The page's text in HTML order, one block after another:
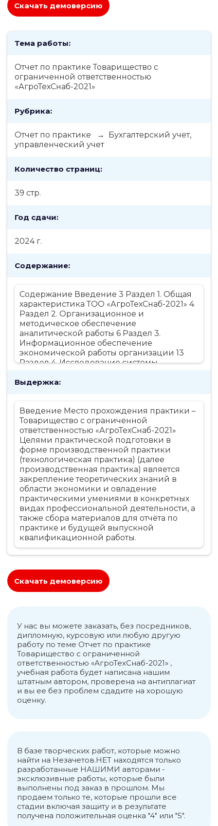
Скачать демоверсию
Тема работы:
Отчет по практике Товарищество с
ограниченной ответственностью
«АгроТехСнаб-2021»
Рубрика:
Отчет по практике → Бухгалтерский учет,
управленческий учет
Количество страниц:
39 стр.
Год сдачи:
2024 г.
Содержание:
Содержание Введение 3 Раздел 1. Общая
характеристика ТОО «АгроТехСнаб-2021» 4
Раздел 2. Организационное и
методическое обеспечение
аналитической работы 6 Раздел 3.
Информационное обеспечение
экономической работы организации 13
Раздел 4. Исследование системы
Раздел 5. Учет основных средств и
Список используемых источников 39
Выдержка:
Введение Место прохождения практики –
Товарищество с ограниченной
ответственностью «АгроТехСнаб-2021»
Целями практической подготовки в
форме производственной практики
(технологическая практика) (далее
производственная практика) является
закрепление теоретических знаний в
области экономики и овладение
практическими умениями в конкретных
видах профессиональной деятельности, а
также сбора материалов для отчёта по
практике и будущей выпускной
квалификационной работы.
.......................................................................................................
Раздел 1. Общая характеристика ТОО
«АгроТехСнаб-2021» зарегистрирована
21.07.2021 года. Компании ТОО
деятельности является Смешанное
сельское хозяйство. Юридический адрес
компании: 100024, Республика Казахстан,г.
Караганда, ул. Букетова 50/2, блок 1, н.п. 2
Руководитель ТОО «АгроТехСнаб-2021» –
Исенов Даулет Балташевич. Общество
является коммерческой организацией:
юридическим лицом, имеет
самостоятельный баланс, печать. ТОО
– механизированный отряд; – база
автотранспорта; – ремонтно-механический
цех; – линейно-механический участок по
техническому обслуживанию МТФ; –
участок по изготовлению железобетонных
ограждений и тротуарной плитки; –
участок по ремонту спецодежды; –
торговля и общественное питание; –
Скачать демоверсию
У нас вы можете заказать, без посредников,
дипломную, курсовую или любую другую
работу по теме Отчет по практике
Товарищество с ограниченной
ответственностью «АгроТехСнаб-2021» ,
учебная работа будет написана нашим
штатным автором, проверена на антиплагиат
и вы ее без проблем сдадите на хорошую
оценку.
В базе творческих работ, которые можно
найти на Незачетов.НЕТ находятся только
разработанные НАШИМИ авторами -
эксклюзивные работы, которые были
выполнены под заказ в прошлом. Мы
продаем только те, которые прошли все
стадии включая защиту и в результате
получена положительная оценка "4" или "5".